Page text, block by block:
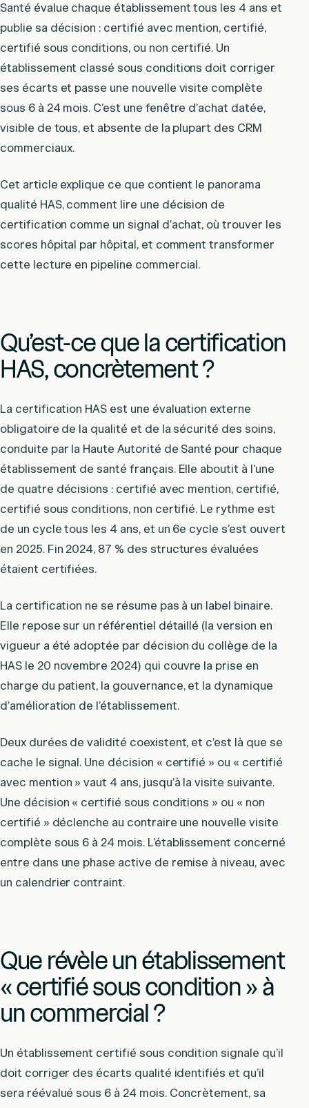
Santé évalue chaque établissement tous les 4 ans et
publie sa décision : certifié avec mention, certifié,
certifié sous conditions, ou non certifié. Un
établissement classé sous conditions doit corriger
ses écarts et passe une nouvelle visite complète
sous 6 à 24 mois. C’est une fenêtre d’achat datée,
visible de tous, et absente de la plupart des CRM
commerciaux.
Cet article explique ce que contient le panorama
qualité HAS, comment lire une décision de
certification comme un signal d’achat, où trouver les
scores hôpital par hôpital, et comment transformer
cette lecture en pipeline commercial.
Qu’est-ce que la certification
HAS, concrètement ?
La certification HAS est une évaluation externe
obligatoire de la qualité et de la sécurité des soins,
conduite par la Haute Autorité de Santé pour chaque
établissement de santé français. Elle aboutit à l’une
de quatre décisions : certifié avec mention, certifié,
certifié sous conditions, non certifié. Le rythme est
de un cycle tous les 4 ans, et un 6e cycle s’est ouvert
en 2025. Fin 2024, 87 % des structures évaluées
étaient certifiées.
La certification ne se résume pas à un label binaire.
Elle repose sur un référentiel détaillé (la version en
vigueur a été adoptée par décision du collège de la
HAS le 20 novembre 2024) qui couvre la prise en
charge du patient, la gouvernance, et la dynamique
d’amélioration de l’établissement.
Deux durées de validité coexistent, et c’est là que se
cache le signal. Une décision « certifié » ou « certifié
avec mention » vaut 4 ans, jusqu’à la visite suivante.
Une décision « certifié sous conditions » ou « non
certifié » déclenche au contraire une nouvelle visite
complète sous 6 à 24 mois. L’établissement concerné
entre dans une phase active de remise à niveau, avec
un calendrier contraint.
Que révèle un établissement
« certifié sous condition » à
un commercial ?
Un établissement certifié sous condition signale qu’il
doit corriger des écarts qualité identifiés et qu’il
sera réévalué sous 6 à 24 mois. Concrètement, sa